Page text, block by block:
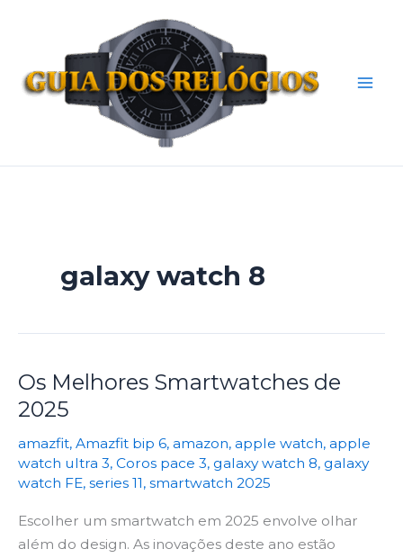
conteúdo
galaxy watch 8
Os Melhores Smartwatches de
2025
amazfit, Amazfit bip 6, amazon, apple watch, apple
watch ultra 3, Coros pace 3, galaxy watch 8, galaxy
watch FE, series 11, smartwatch 2025
Escolher um smartwatch em 2025 envolve olhar
além do design. As inovações deste ano estão
Os
Melhores
de
2025